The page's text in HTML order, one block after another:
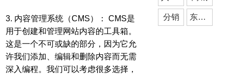
3. 内容管理系统（CMS）： CMS是
用于创建和管理网站内容的工具箱。
这是一个不可或缺的部分，因为它允
许我们添加、编辑和删除内容而无需
深入编程。我们可以考虑很多选择，
分销 东莞小程序开发